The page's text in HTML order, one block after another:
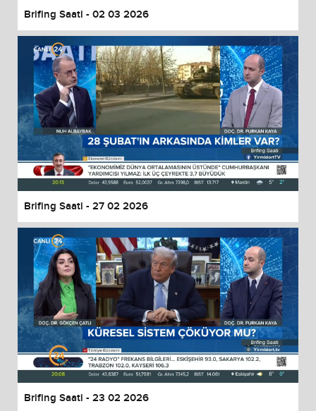
Brifing Saati - 02 03 2026
Brifing Saati - 27 02 2026
Brifing Saati - 23 02 2026